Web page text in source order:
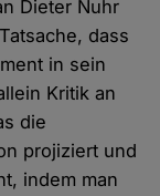
Dieter Nuhr
dass
in sein
Kritik an
die
projiziert und
indem man